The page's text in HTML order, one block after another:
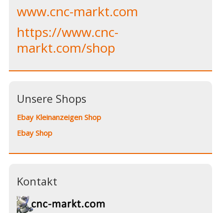
www.cnc-markt.com
https://www.cnc-
markt.com/shop
Unsere Shops
Ebay Kleinanzeigen Shop
Ebay Shop
Kontakt